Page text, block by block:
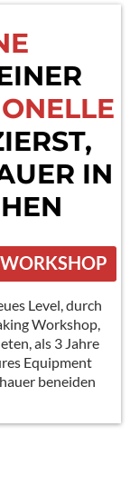
IN
Level, durch
Workshop,
als 3 Jahre
Equipment
beneiden